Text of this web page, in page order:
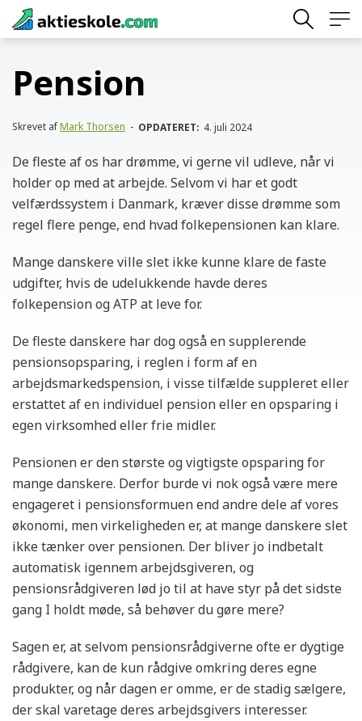
Skip
to
Pension
Skrevet afMark Thorsen - OPDATERET: 4. juli 2024
De fleste af os har drømme, vi gerne vil udleve, når vi
holder op med at arbejde. Selvom vi har et godt
velfærdssystem i Danmark, kræver disse drømme som
regel flere penge, end hvad folkepensionen kan klare.
Mange danskere ville slet ikke kunne klare de faste
udgifter, hvis de udelukkende havde deres
folkepension og ATP at leve for.
De fleste danskere har dog også en supplerende
pensionsopsparing, i reglen i form af en
arbejdsmarkedspension, i visse tilfælde suppleret eller
erstattet af en individuel pension eller en opsparing i
egen virksomhed eller frie midler.
Pensionen er den største og vigtigste opsparing for
mange danskere. Derfor burde vi nok også være mere
engageret i pensionsformuen end andre dele af vores
økonomi, men virkeligheden er, at mange danskere slet
ikke tænker over pensionen. Der bliver jo indbetalt
automatisk igennem arbejdsgiveren, og
pensionsrådgiveren lød jo til at have styr på det sidste
gang I holdt møde, så behøver du gøre mere?
Sagen er, at selvom pensionsrådgiverne ofte er dygtige
rådgivere, kan de kun rådgive omkring deres egne
produkter, og når dagen er omme, er de stadig sælgere,
der skal varetage deres arbejdsgivers interesser.